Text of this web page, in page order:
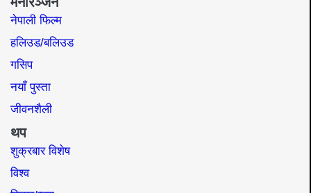
नेपाली फिल्म
हलिउड/बलिउड
गसिप
नयाँ पुस्ता
जीवनशैली
थप
शुक्रबार विशेष
विश्व